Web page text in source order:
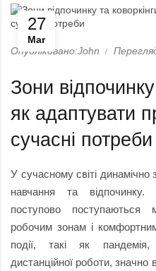
27
Mar
Опубліковано:John
Зони
як адаптувати
сучасні потреби
У сучасному світі
навчання та відпочинку.
поступово поступаються
робочим зонам і
події, такі як
дистанційної роботи, значно